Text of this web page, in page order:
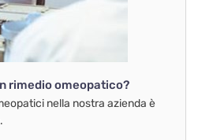
rimedio omeopatico?
nella nostra azienda è